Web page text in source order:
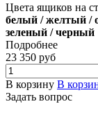
Цвета ящиков на
белый / желтый /
зеленый / черный
Подробнее
23 350 руб
В корзину В
Задать вопрос